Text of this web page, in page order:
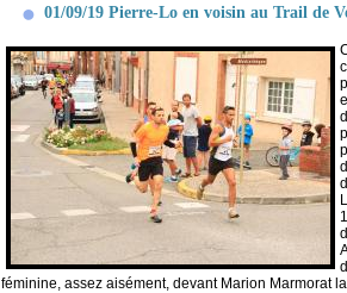
01/09/19 Pierre-Lo en voisin au Trail de
féminine, assez aisément, devant Marion Marmorat la